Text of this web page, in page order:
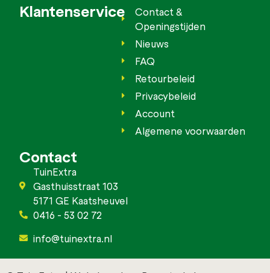
Klantenservice
Contact &
Openingstijden
Nieuws
FAQ
Retourbeleid
Privacybeleid
Account
Algemene voorwaarden
Contact
TuinExtra
Gasthuisstraat 103
5171 GE Kaatsheuvel
0416 - 53 02 72
info@tuinextra.nl